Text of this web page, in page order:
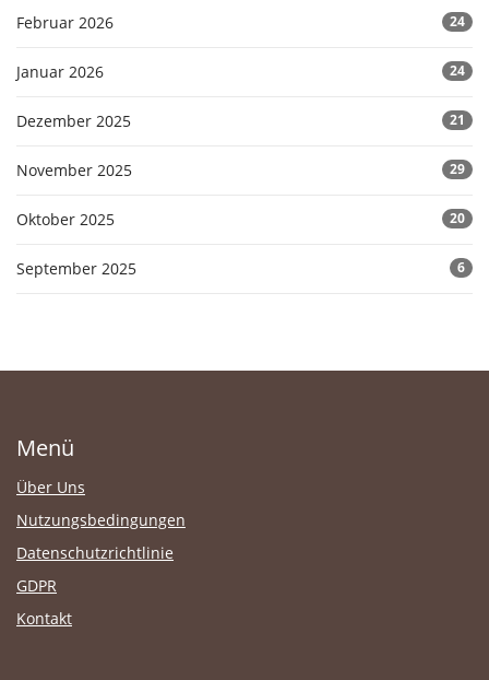
Februar 2026 24
Januar 2026 24
Dezember 2025 21
November 2025 29
Oktober 2025 20
September 2025 6
Menü
Über Uns
Nutzungsbedingungen
Datenschutzrichtlinie
GDPR
Kontakt